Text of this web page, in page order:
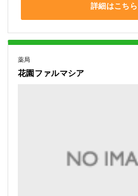
詳細はこちら
薬局
花園ファルマシア